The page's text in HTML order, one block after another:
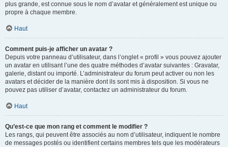
plus grande, est connue sous le nom d’avatar et généralement est unique ou
propre à chaque membre.
Haut
Comment puis-je afficher un avatar ?
Depuis votre panneau d’utilisateur, dans l’onglet « profil » vous pouvez ajouter
un avatar en utilisant l’une des quatre méthodes d’avatar suivantes : Gravatar,
galerie, distant ou importé. L’administrateur du forum peut activer ou non les
avatars et décider de la manière dont ils sont mis à disposition. Si vous ne
pouvez pas utiliser d’avatar, contactez un administrateur du forum.
Haut
Qu’est-ce que mon rang et comment le modifier ?
Les rangs, qui peuvent être associés au nom d’utilisateur, indiquent le nombre
de messages postés ou identifient certains membres tels que les modérateurs